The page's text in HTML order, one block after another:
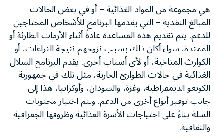
هي مجموعة من المواد الغذائية – أو في بعض الحالات
المبالغ النقدية – التي يقدمها البرنامج للأشخاص المحتاجين
للدعم. يتم تقديم هذه المساعدة عادةً أثناء الأزمات الطارئة أو
الممتدة، سواء أكان ذلك بسبب نزوحهم نتيجة النزاعات، أو
الكوارث المناخية، أو لأي أسباب أخرى. يقدم البرنامج السلال
الغذائية في حالات الطوارئ الجارية، مثل تلك في جمهورية
الكونغو الديمقراطية، وغزة، والسودان، وأوكرانيا، هذا إلى
جانب توفير أنواع أخرى من الدعم. ويتم اختيار محتويات
السلة بناءً على احتياجات الأسرة الغذائية وظروفها الجغرافية
والثقافية.